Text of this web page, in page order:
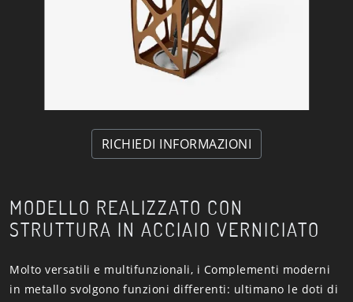
RICHIEDI INFORMAZIONI
MODELLO REALIZZATO CON
STRUTTURA IN ACCIAIO VERNICIATO
Molto versatili e multifunzionali, i Complementi moderni
in metallo svolgono funzioni differenti: ultimano le doti di